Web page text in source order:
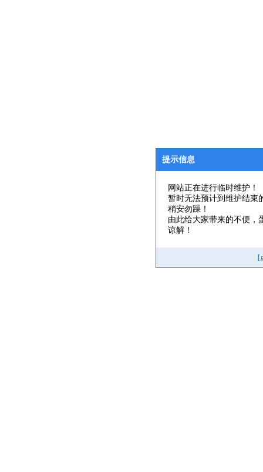
提示信息
网站正在进行临时维护！
暂时无法预计到维护结束
稍安勿躁！
由此给大家带来的不便，
谅解！
[